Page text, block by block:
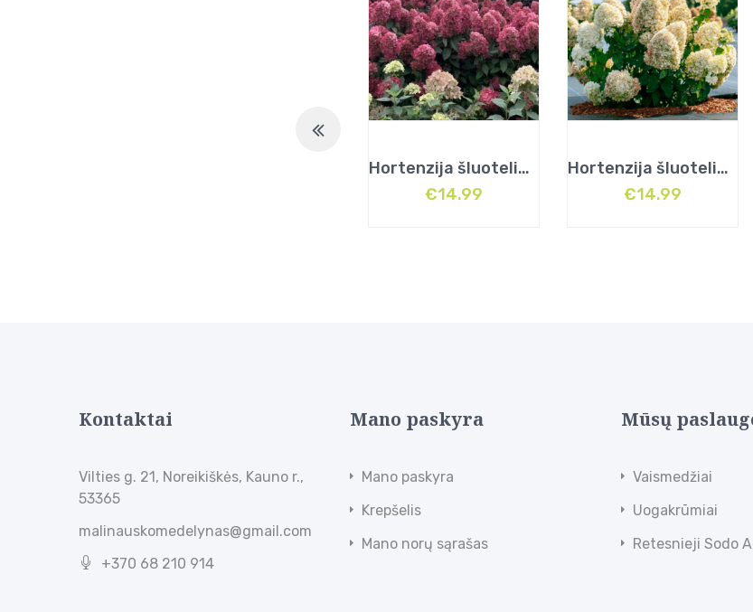
Hortenzija šluotelinė (Hydrangea paniculata) „Bonfire”
€14.99
Hortenzija šluotelinė (Hydrangea paniculata) „Metalica”
€14.99
Kontaktai
Vilties g. 21, Noreikiškės, Kauno r.,
53365
malinauskomedelynas@gmail.com
+370 68 210 914
Mano paskyra
Mano paskyra
Krepšelis
Mano norų sąrašas
Mūsų
Vaismedžiai
Uogakrūmiai
Retesnieji Sodo